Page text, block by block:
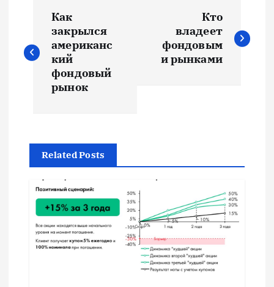
а
в
ц
и
я
Как
закрылся
американс
кий
фондовый
рынок
Кто
владеет
фондовым
и рынками
Related Posts